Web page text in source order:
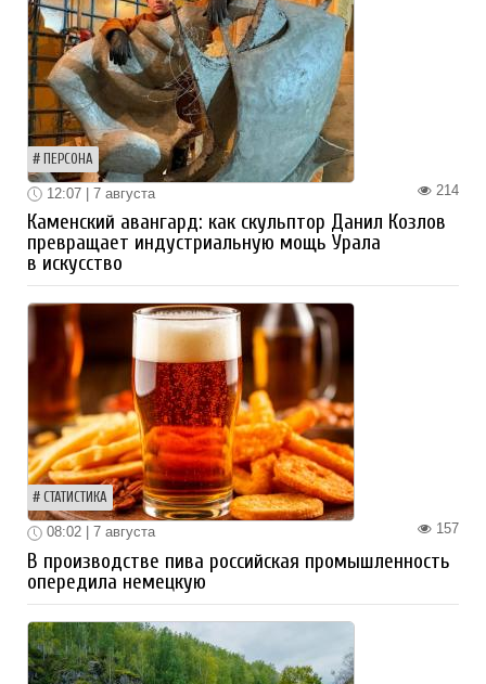
ПЕРСОНА
214
12:07 | 7 августа
Каменский авангард: как скульптор Данил Козлов
превращает индустриальную мощь Урала
в искусство
СТАТИСТИКА
157
08:02 | 7 августа
В производстве пива российская промышленность
опередила немецкую